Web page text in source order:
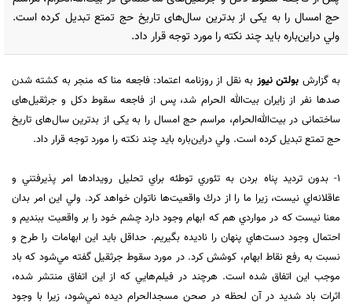
حج امسال را به یکی از بدترین سال‌های تاریخ حج تمتع تبدیل کرده است.
ولي در‌اين‌باره بايد چند نكته را مورد توجه قرار داد.
به گزارش بولتن نیوز به نقل از روزنامه اعتماد: فاجعه منا که منجر به کشته شدن
صدها نفر از زایران بیت‌الله الحرام شد، پس از فاجعه سقوط دکل و جرثقیل‌های
ساختمانی در بیت‌الله‌الحرام، مراسم حج امسال را به یکی از بدترین سال‌های تاریخ
حج تمتع تبدیل کرده است. ولي در‌اين‌باره بايد چند نكته را مورد توجه قرار داد.
١-‌ بدون ترديد پناه بردن به تئوري توطئه براي تحليل رويدادها امر پذيرفتني و
عاقلانه‌اي نيست، زيرا ما را از درك واقعيت‌ها ناتوان خواهد كرد. ولي اين امر بدان
معنا نيست كه در مواردي هم كه ابهام وجود دارد چشم خود را بر واقعيت ببنديم و
احتمال وجود دست‌هاي پنهان را ناديده بگيريم. حداقل بايد اين ابهامات را طرح و
نسبت به رفع نقاط ابهام، كوشش كرد. در مورد سقوط جرثقيل گفته مي‌شود كه باد
موجب اين اتفاق شده است. هرچند در فيلم‌هايي كه از اين اتفاق منتشر شده،
اثرات باد شديد در آن لحظه در صحن مسجدالحرام ديده نمي‌شود، زيرا با وجود